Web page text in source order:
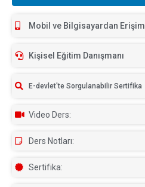
Mobil ve Bilgisayardan Erişim
Kişisel Eğitim Danışmanı
E-devlet'te Sorgulanabilir Sertifika
Video Ders:
Ders Notları:
Sertifika: